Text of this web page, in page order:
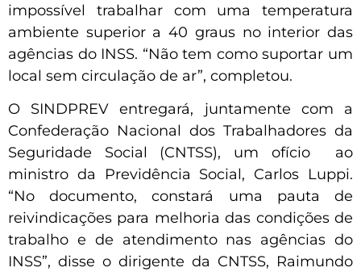
impossível trabalhar com uma temperatura
ambiente superior a 40 graus no interior das
agências do INSS. “Não tem como suportar um
local sem circulação de ar”, completou.
O SINDPREV entregará, juntamente com a
Confederação Nacional dos Trabalhadores da
Seguridade Social (CNTSS), um ofício ao
ministro da Previdência Social, Carlos Luppi.
“No documento, constará uma pauta de
reivindicações para melhoria das condições de
trabalho e de atendimento nas agências do
INSS”, disse o dirigente da CNTSS, Raimundo